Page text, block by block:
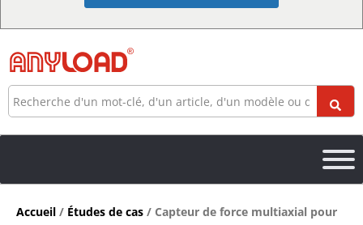
Recherche
Accueil / Études de cas / Capteur de force multiaxial pour